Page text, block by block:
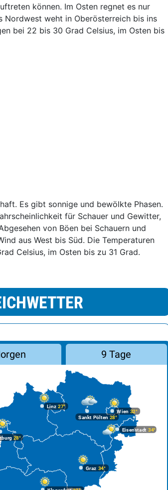
können. Im Osten regnet es nur
Nordwest weht in Oberösterreich bis ins
bei 22 bis 30 Grad Celsius, im Osten bis
Es gibt sonnige und bewölkte Phasen.
für Schauer und Gewitter,
von Böen bei Schauern und
aus West bis Süd. Die Temperaturen
Celsius, im Osten bis zu 31 Grad.
9 Tage
Graz 34°
Linz 27°
28°
Wien 32°
Eisenstadt 34°
Sankt Pölten 28°